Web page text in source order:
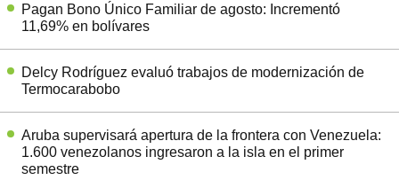
Pagan Bono Único Familiar de agosto: Incrementó
11,69% en bolívares
Delcy Rodríguez evaluó trabajos de modernización de
Termocarabobo
Aruba supervisará apertura de la frontera con Venezuela:
1.600 venezolanos ingresaron a la isla en el primer
semestre